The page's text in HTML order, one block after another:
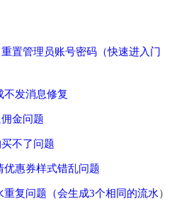
置管理员账号密码（快速进入门
不发消息修复
金问题
不了问题
优惠券样式错乱问题
重复问题（会生成3个相同的流水）